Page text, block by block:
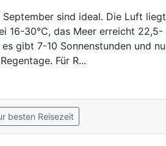
September sind ideal. Die Luft liegt
16-30°C, das Meer erreicht 22,5-
es gibt 7-10 Sonnenstunden und
Für R...
besten Reisezeit